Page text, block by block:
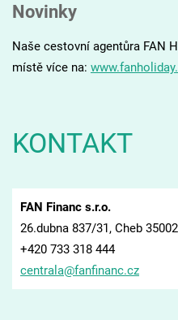
Novinky
Naše cestovní agentůra FAN
místě více na:
KONTAKT
FAN Financ s.r.o.
26.dubna 837/31, Cheb 35002
+420 733 318 444
centrala@fanfinanc.cz